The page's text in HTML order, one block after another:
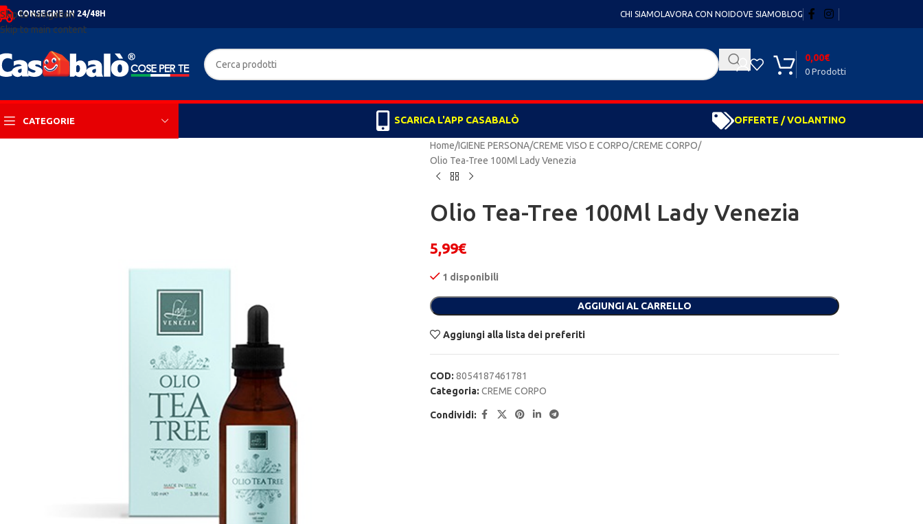
Skip to navigation
Skip to main content
CONSEGNE IN 24/48H CHI SIAMOLAVORA CON NOIDOVE SIAMOBLOG
0 Prodotti
0,00€
CATEGORIE SCARICA L'APP CASABALÒ OFFERTE / VOLANTINO
Home IGIENE PERSONA CREME VISO E CORPO CREME CORPO
Olio Tea-Tree 100Ml Lady Venezia
Olio Tea-Tree 100Ml Lady Venezia
5,99€
1 disponibili
AGGIUNGI AL CARRELLO
Alternative:
Aggiungi alla lista dei preferiti
COD: 8054187461781
Categoria: CREME CORPO
Condividi: